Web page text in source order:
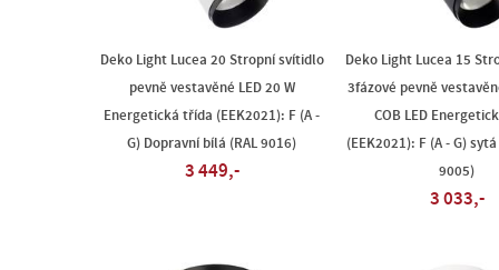
Deko Light Lucea 20 Stropní svítidlo
pevně vestavěné LED 20 W
Energetická třída (EEK2021): F (A -
G) Dopravní bílá (RAL 9016)
3 449,-
Deko Light Lucea 15
3fázové pevně
COB LED
(EEK2021): F (A - G)
9005)
3 033,-